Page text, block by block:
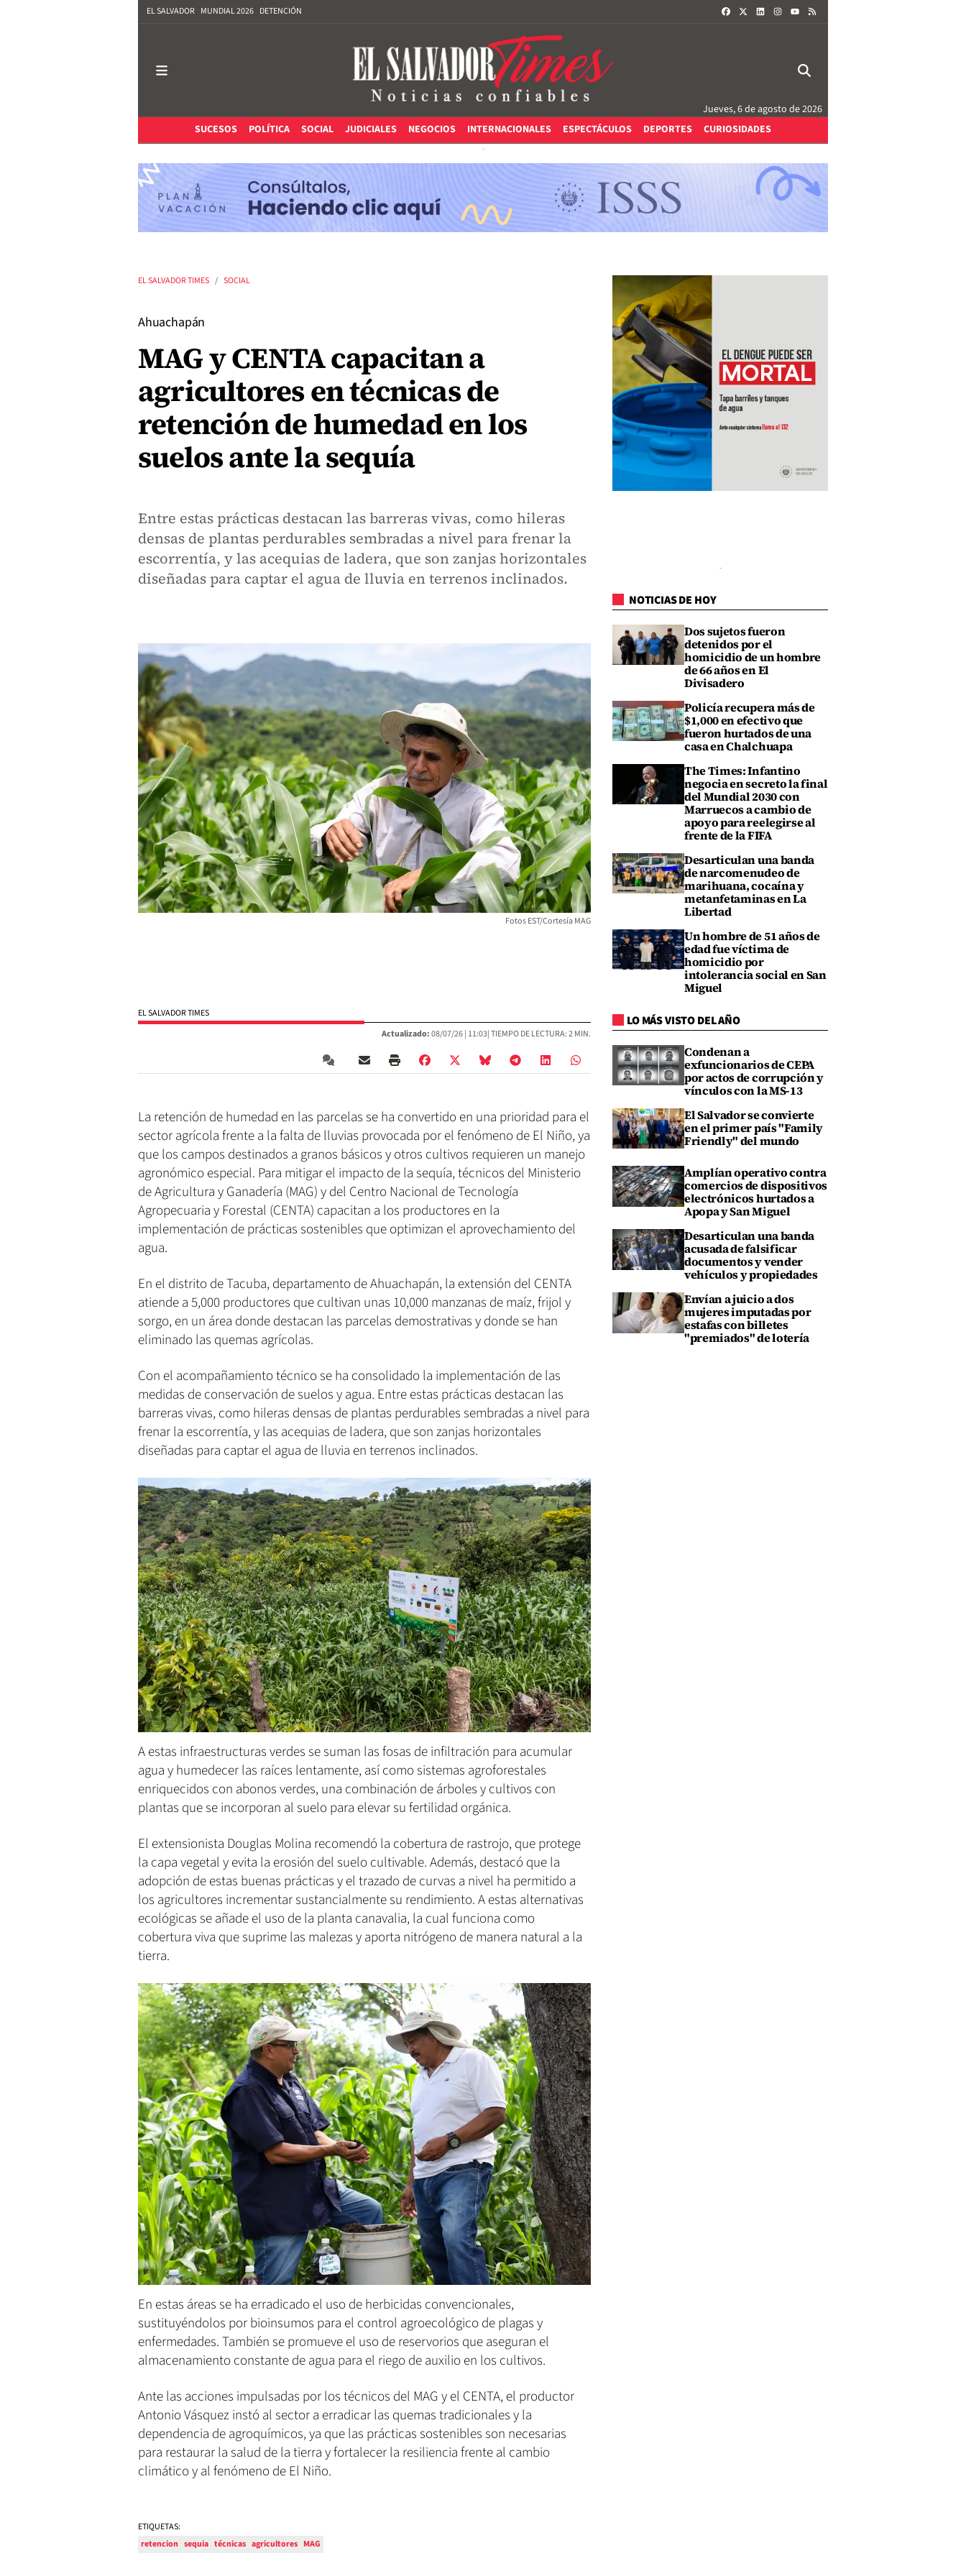
EL SALVADOR MUNDIAL 2026 DETENCIÓN FACEBOOKLINKEDININSTAGRAM
Jueves, 6 de agosto de 2026
SUCESOS
POLÍTICA SOCIAL JUDICIALES NEGOCIOS INTERNACIONALES ESPECTÁCULOS DEPORTES CURIOSIDADES
EL SALVADOR TIMES SOCIAL
Ahuachapán
MAG y CENTA capacitan a
agricultores en técnicas de
retención de humedad en los
suelos ante la sequía
Entre estas prácticas destacan las barreras vivas, como hileras
densas de plantas perdurables sembradas a nivel para frenar la
escorrentía, y las acequias de ladera, que son zanjas horizontales
diseñadas para captar el agua de lluvia en terrenos inclinados.
Fotos EST/Cortesía MAG
EL SALVADOR TIMES
Actualizado:08/07/26 | 11:03| TIEMPO DE LECTURA: 2 MIN.
La retención de humedad en las parcelas se ha convertido en una prioridad para el
sector agrícola frente a la falta de lluvias provocada por el fenómeno de El Niño, ya
que los campos destinados a granos básicos y otros cultivos requieren un manejo
agronómico especial. Para mitigar el impacto de la sequía, técnicos del Ministerio
de Agricultura y Ganadería (MAG) y del Centro Nacional de Tecnología
Agropecuaria y Forestal (CENTA) capacitan a los productores en la
implementación de prácticas sostenibles que optimizan el aprovechamiento del
agua.
En el distrito de Tacuba, departamento de Ahuachapán, la extensión del CENTA
atiende a 5,000 productores que cultivan unas 10,000 manzanas de maíz, frijol y
sorgo, en un área donde destacan las parcelas demostrativas y donde se han
eliminado las quemas agrícolas.
Con el acompañamiento técnico se ha consolidado la implementación de las
medidas de conservación de suelos y agua. Entre estas prácticas destacan las
barreras vivas, como hileras densas de plantas perdurables sembradas a nivel para
frenar la escorrentía, y las acequias de ladera, que son zanjas horizontales
diseñadas para captar el agua de lluvia en terrenos inclinados.
A estas infraestructuras verdes se suman las fosas de infiltración para acumular
agua y humedecer las raíces lentamente, así como sistemas agroforestales
enriquecidos con abonos verdes, una combinación de árboles y cultivos con
plantas que se incorporan al suelo para elevar su fertilidad orgánica.
El extensionista Douglas Molina recomendó la cobertura de rastrojo, que protege
la capa vegetal y evita la erosión del suelo cultivable. Además, destacó que la
adopción de estas buenas prácticas y el trazado de curvas a nivel ha permitido a
los agricultores incrementar sustancialmente su rendimiento. A estas alternativas
ecológicas se añade el uso de la planta canavalia, la cual funciona como
cobertura viva que suprime las malezas y aporta nitrógeno de manera natural a la
tierra.
En estas áreas se ha erradicado el uso de herbicidas convencionales,
sustituyéndolos por bioinsumos para el control agroecológico de plagas y
enfermedades. También se promueve el uso de reservorios que aseguran el
almacenamiento constante de agua para el riego de auxilio en los cultivos.
Ante las acciones impulsadas por los técnicos del MAG y el CENTA, el productor
Antonio Vásquez instó al sector a erradicar las quemas tradicionales y la
dependencia de agroquímicos, ya que las prácticas sostenibles son necesarias
para restaurar la salud de la tierra y fortalecer la resiliencia frente al cambio
climático y al fenómeno de El Niño.
ETIQUETAS:
retencion sequia técnicas agricultores MAG
NOTICIAS DE HOY
Dos sujetos fueron
detenidos por el
homicidio de un hombre
de 66 años en El
Divisadero
Policía recupera más de
$1,000 en efectivo que
fueron hurtados de una
casa en Chalchuapa
The Times: Infantino
negocia en secreto la final
del Mundial 2030 con
Marruecos a cambio de
apoyo para reelegirse al
frente de la FIFA
Desarticulan una banda
de narcomenudeo de
marihuana, cocaína y
metanfetaminas en La
Libertad
Un hombre de 51 años de
edad fue víctima de
homicidio por
intolerancia social en San
Miguel
LO MÁS VISTO DEL AÑO
Condenan a
exfuncionarios de CEPA
por actos de corrupción y
vínculos con la MS-13
El Salvador se convierte
en el primer país "Family
Friendly" del mundo
Amplían operativo contra
comercios de dispositivos
electrónicos hurtados a
Apopa y San Miguel
Desarticulan una banda
acusada de falsificar
documentos y vender
vehículos y propiedades
Envían a juicio a dos
mujeres imputadas por
estafas con billetes
"premiados" de lotería